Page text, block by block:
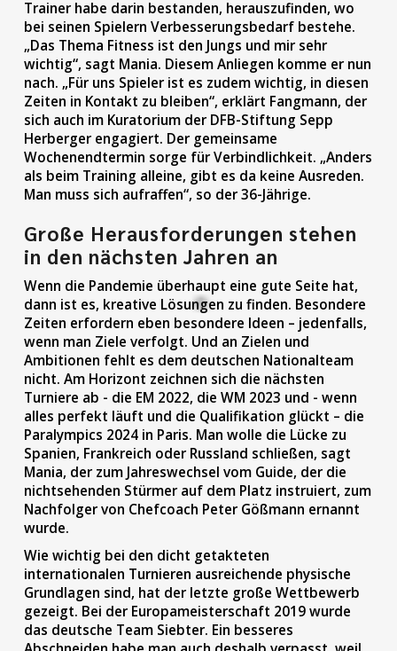
Trainer habe darin bestanden, herauszufinden, wo
bei seinen Spielern Verbesserungsbedarf bestehe.
„Das Thema Fitness ist den Jungs und mir sehr
wichtig“, sagt Mania. Diesem Anliegen komme er nun
nach. „Für uns Spieler ist es zudem wichtig, in diesen
Zeiten in Kontakt zu bleiben“, erklärt Fangmann, der
sich auch im Kuratorium der DFB-Stiftung Sepp
Herberger engagiert. Der gemeinsame
Wochenendtermin sorge für Verbindlichkeit. „Anders
als beim Training alleine, gibt es da keine Ausreden.
Man muss sich aufraffen“, so der 36-Jährige.
Große Herausforderungen stehen
in den nächsten Jahren an
Wenn die Pandemie überhaupt eine gute Seite hat,
dann ist es, kreative Lösungen zu finden. Besondere
Zeiten erfordern eben besondere Ideen – jedenfalls,
wenn man Ziele verfolgt. Und an Zielen und
Ambitionen fehlt es dem deutschen Nationalteam
nicht. Am Horizont zeichnen sich die nächsten
Turniere ab - die EM 2022, die WM 2023 und - wenn
alles perfekt läuft und die Qualifikation glückt – die
Paralympics 2024 in Paris. Man wolle die Lücke zu
Spanien, Frankreich oder Russland schließen, sagt
Mania, der zum Jahreswechsel vom Guide, der die
nichtsehenden Stürmer auf dem Platz instruiert, zum
Nachfolger von Chefcoach Peter Gößmann ernannt
wurde.
Wie wichtig bei den dicht getakteten
internationalen Turnieren ausreichende physische
Grundlagen sind, hat der letzte große Wettbewerb
gezeigt. Bei der Europameisterschaft 2019 wurde
das deutsche Team Siebter. Ein besseres